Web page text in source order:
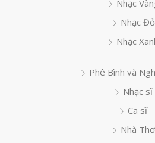
Nhạc
Nhạc Đỏ
Nhạc
Phê Bình và
Nhạc sĩ
Ca sĩ
Nhà Thơ